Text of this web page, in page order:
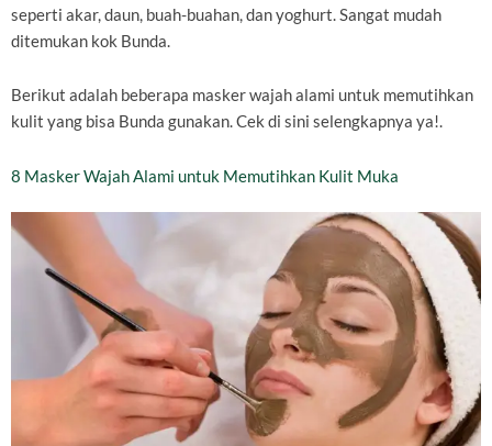
seperti akar, daun, buah-buahan, dan yoghurt. Sangat mudah
ditemukan kok Bunda.
Berikut adalah beberapa masker wajah alami untuk memutihkan
kulit yang bisa Bunda gunakan. Cek di sini selengkapnya ya!.
8 Masker Wajah Alami untuk Memutihkan Kulit Muka